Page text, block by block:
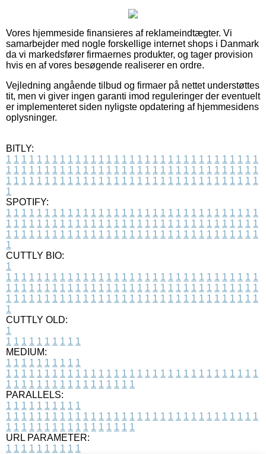
Vores hjemmeside finansieres af reklameindtægter. Vi
samarbejder med nogle forskellige internet shops i Danmark
da vi markedsfører firmaernes produkter, og tager provision
hvis en af vores besøgende realiserer en ordre.
Vejledning angående tilbud og firmaer på nettet understøttes
tit, men vi giver ingen garanti imod reguleringer der eventuelt
er implementeret siden nyligste opdatering af hjemmesidens
oplysninger.
BITLY:
1 1 1 1 1 1 1 1 1 1 1 1 1 1 1 1 1 1 1 1 1 1 1 1 1 1 1 1 1 1 1 1 1
1 1 1 1 1 1 1 1 1 1 1 1 1 1 1 1 1 1 1 1 1 1 1 1 1 1 1 1 1 1 1 1 1
1 1 1 1 1 1 1 1 1 1 1 1 1 1 1 1 1 1 1 1 1 1 1 1 1 1 1 1 1 1 1 1 1
1
SPOTIFY:
1 1 1 1 1 1 1 1 1 1 1 1 1 1 1 1 1 1 1 1 1 1 1 1 1 1 1 1 1 1 1 1 1
1 1 1 1 1 1 1 1 1 1 1 1 1 1 1 1 1 1 1 1 1 1 1 1 1 1 1 1 1 1 1 1 1
1 1 1 1 1 1 1 1 1 1 1 1 1 1 1 1 1 1 1 1 1 1 1 1 1 1 1 1 1 1 1 1 1
1
CUTTLY BIO:
1
1 1 1 1 1 1 1 1 1 1 1 1 1 1 1 1 1 1 1 1 1 1 1 1 1 1 1 1 1 1 1 1 1
1 1 1 1 1 1 1 1 1 1 1 1 1 1 1 1 1 1 1 1 1 1 1 1 1 1 1 1 1 1 1 1 1
1 1 1 1 1 1 1 1 1 1 1 1 1 1 1 1 1 1 1 1 1 1 1 1 1 1 1 1 1 1 1 1 1
1
CUTTLY OLD:
1
1 1 1 1 1 1 1 1 1 1
MEDIUM:
1 1 1 1 1 1 1 1 1 1
1 1 1 1 1 1 1 1 1 1 1 1 1 1 1 1 1 1 1 1 1 1 1 1 1 1 1 1 1 1 1 1 1
1 1 1 1 1 1 1 1 1 1 1 1 1 1 1 1 1
PARALLELS:
1 1 1 1 1 1 1 1 1 1
1 1 1 1 1 1 1 1 1 1 1 1 1 1 1 1 1 1 1 1 1 1 1 1 1 1 1 1 1 1 1 1 1
1 1 1 1 1 1 1 1 1 1 1 1 1 1 1 1 1
URL PARAMETER:
1 1 1 1 1 1 1 1 1 1